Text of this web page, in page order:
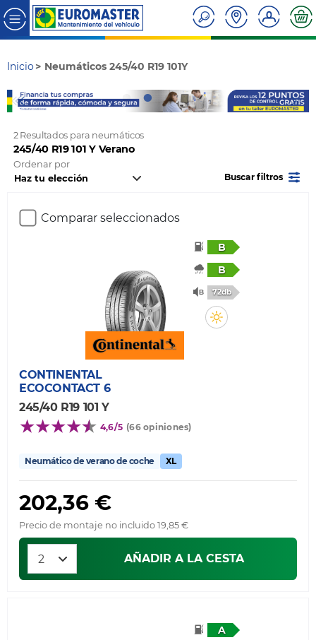
Inicio Neumáticos 245/40 R19 101Y
2 Resultados para neumáticos
245/40 R19 101 Y Verano
Ordenar por
Buscar filtros
Comparar seleccionados
B
B
72db
CONTINENTAL
ECOCONTACT 6
245/40 R19 101 Y
4,6/5 (66 opiniones)
Neumático de verano de coche XL
202,36 €
Precio de montaje no incluido 19,85 €
AÑADIR A LA CESTA
A